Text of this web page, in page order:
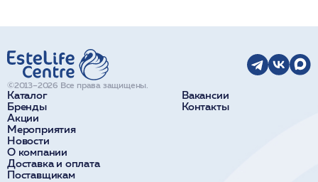
Каталог
Бренды
Акции
Мероприятия
Новости
О компании
Доставка и оплата
Поставщикам
Вакансии
Контакты
©2013–2026 Все права защищены.